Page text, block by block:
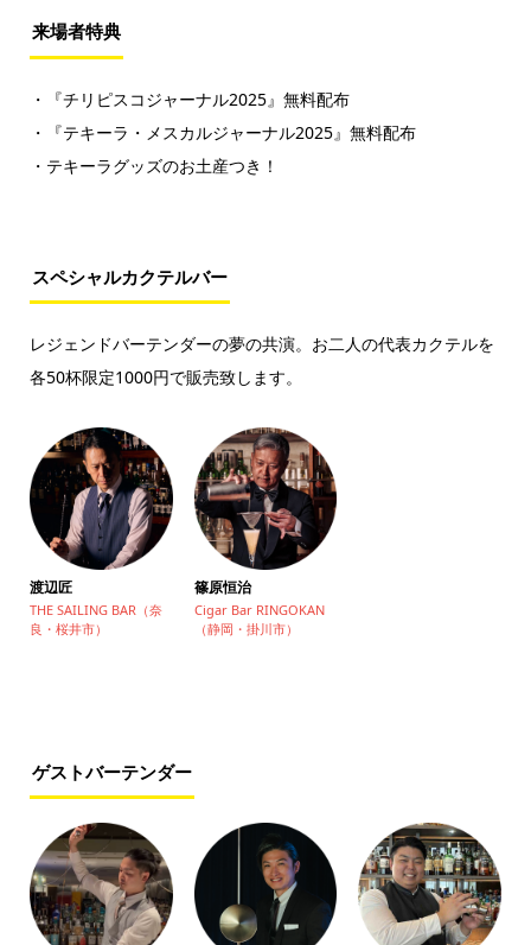
来場者特典
・『チリピスコジャーナル2025』無料配布
・『テキーラ・メスカルジャーナル2025』無料配布
・テキーラグッズのお土産つき！
スペシャルカクテルバー
レジェンドバーテンダーの夢の共演。お二人の代表カクテルを
各50杯限定1000円で販売致します。
渡辺匠
THE SAILING BAR（奈
良・桜井市）
篠原恒治
Cigar Bar RINGOKAN
（静岡・掛川市）
ゲストバーテンダー